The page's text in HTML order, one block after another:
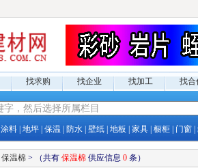
找求购 找企业 找加工 找合
涂料 地坪 保温 防水 壁纸 地板 家具 橱柜 门窗
保温棉 > （共有 保温棉 供应信息 0 条）